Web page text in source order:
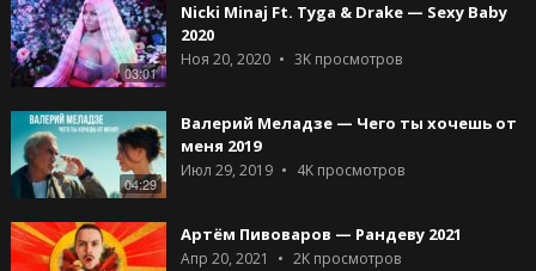
03:01
Nicki Minaj Ft. Tyga & Drake — Sexy Baby
2020
Ноя 20, 2020 3Kпросмотров
04:29
Валерий Меладзе — Чего ты хочешь от
меня 2019
Июл 29, 2019 4Kпросмотров
Артём Пивоваров — Рандеву 2021
Апр 20, 2021 2Kпросмотров